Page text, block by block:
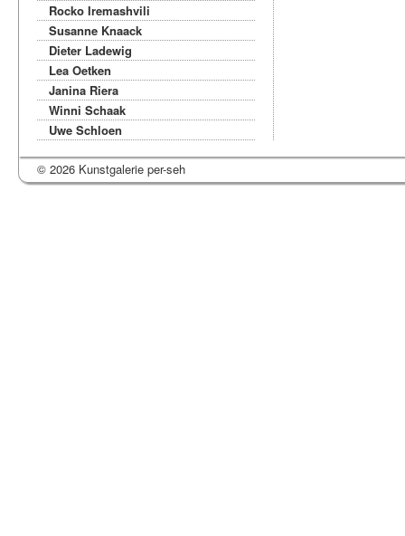
Rocko Iremashvili
Susanne Knaack
Dieter Ladewig
Lea Oetken
Janina Riera
Winni Schaak
Uwe Schloen
© 2026 Kunstgalerie per-seh